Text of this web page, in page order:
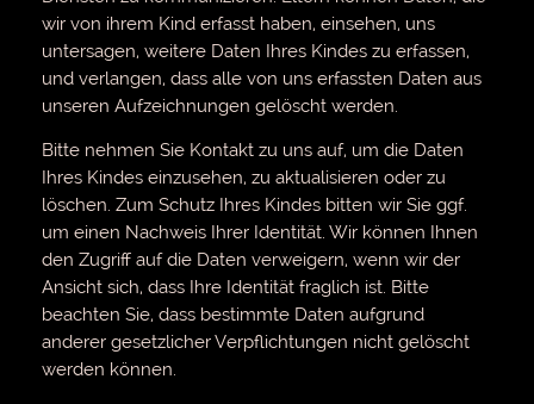
wir von ihrem Kind erfasst haben, einsehen, uns
untersagen, weitere Daten Ihres Kindes zu erfassen,
und verlangen, dass alle von uns erfassten Daten aus
unseren Aufzeichnungen gelöscht werden.
Bitte nehmen Sie Kontakt zu uns auf, um die Daten
Ihres Kindes einzusehen, zu aktualisieren oder zu
löschen. Zum Schutz Ihres Kindes bitten wir Sie ggf.
um einen Nachweis Ihrer Identität. Wir können Ihnen
den Zugriff auf die Daten verweigern, wenn wir der
Ansicht sich, dass Ihre Identität fraglich ist. Bitte
beachten Sie, dass bestimmte Daten aufgrund
anderer gesetzlicher Verpflichtungen nicht gelöscht
werden können.